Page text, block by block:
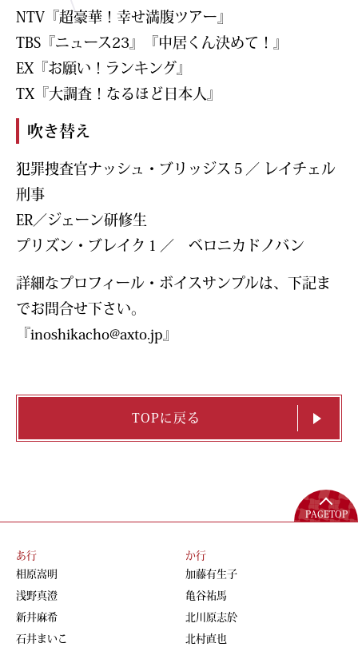
NTV『超豪華！幸せ満腹ツアー』
TBS『ニュース23』『中居くん決めて！』
EX『お願い！ランキング』
TX『大調査！なるほど日本人』
吹き替え
犯罪捜査官ナッシュ・ブリッジス５／ レイチェル
刑事
ER／ジェーン研修生
プリズン・ブレイク１／ ベロニカドノバン
詳細なプロフィール・ボイスサンプルは、下記ま
でお問合せ下さい。
『inoshikacho@axto.jp』
TOPに戻る
PAGETOP
あ行
相原嵩明
浅野真澄
新井麻希
石井まいこ
か行
加藤有生子
亀谷祐馬
北川原志於
北村直也